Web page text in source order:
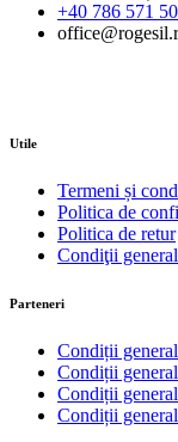
+40 786 571
Utile
Termeni și
Politica de
Politica de retur
Condiţii
Parteneri
Condiții
Condiții
Condiții
Condiții